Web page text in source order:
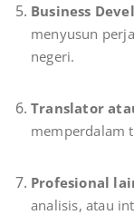
Business
menyusun
negeri.
Translator
memperdalam
Profesional
analisis, atau